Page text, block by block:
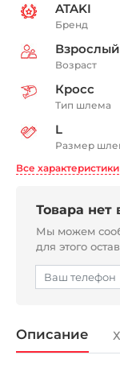
ATAKI
Бренд
Взрослый
Возраст
Кросс
Тип шлема
L
Размер
Все характеристики
Товара нет
Мы можем
для этого
Описание